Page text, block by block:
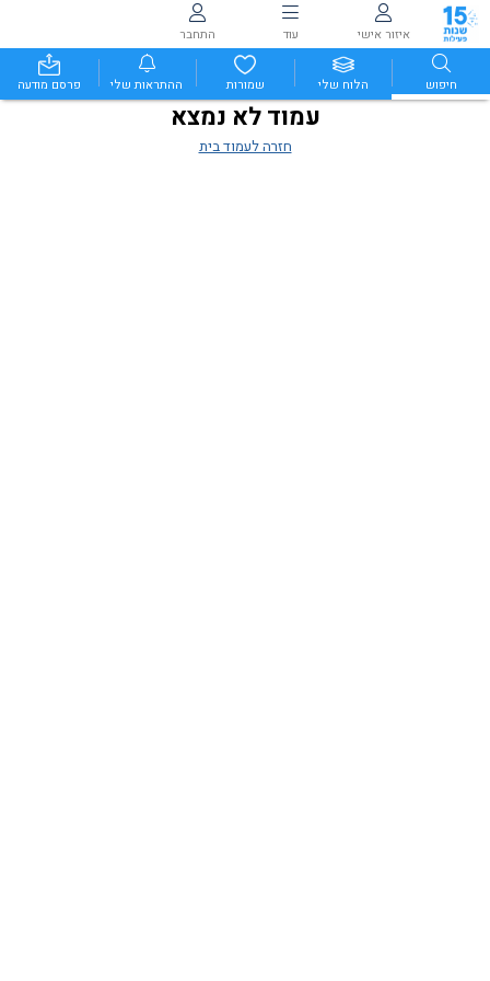
איזור אישי עוד התחבר
חיפוש הלוח שלי שמורות ההתראות שלי פרסם מודעה
עמוד לא נמצא
חזרה לעמוד בית